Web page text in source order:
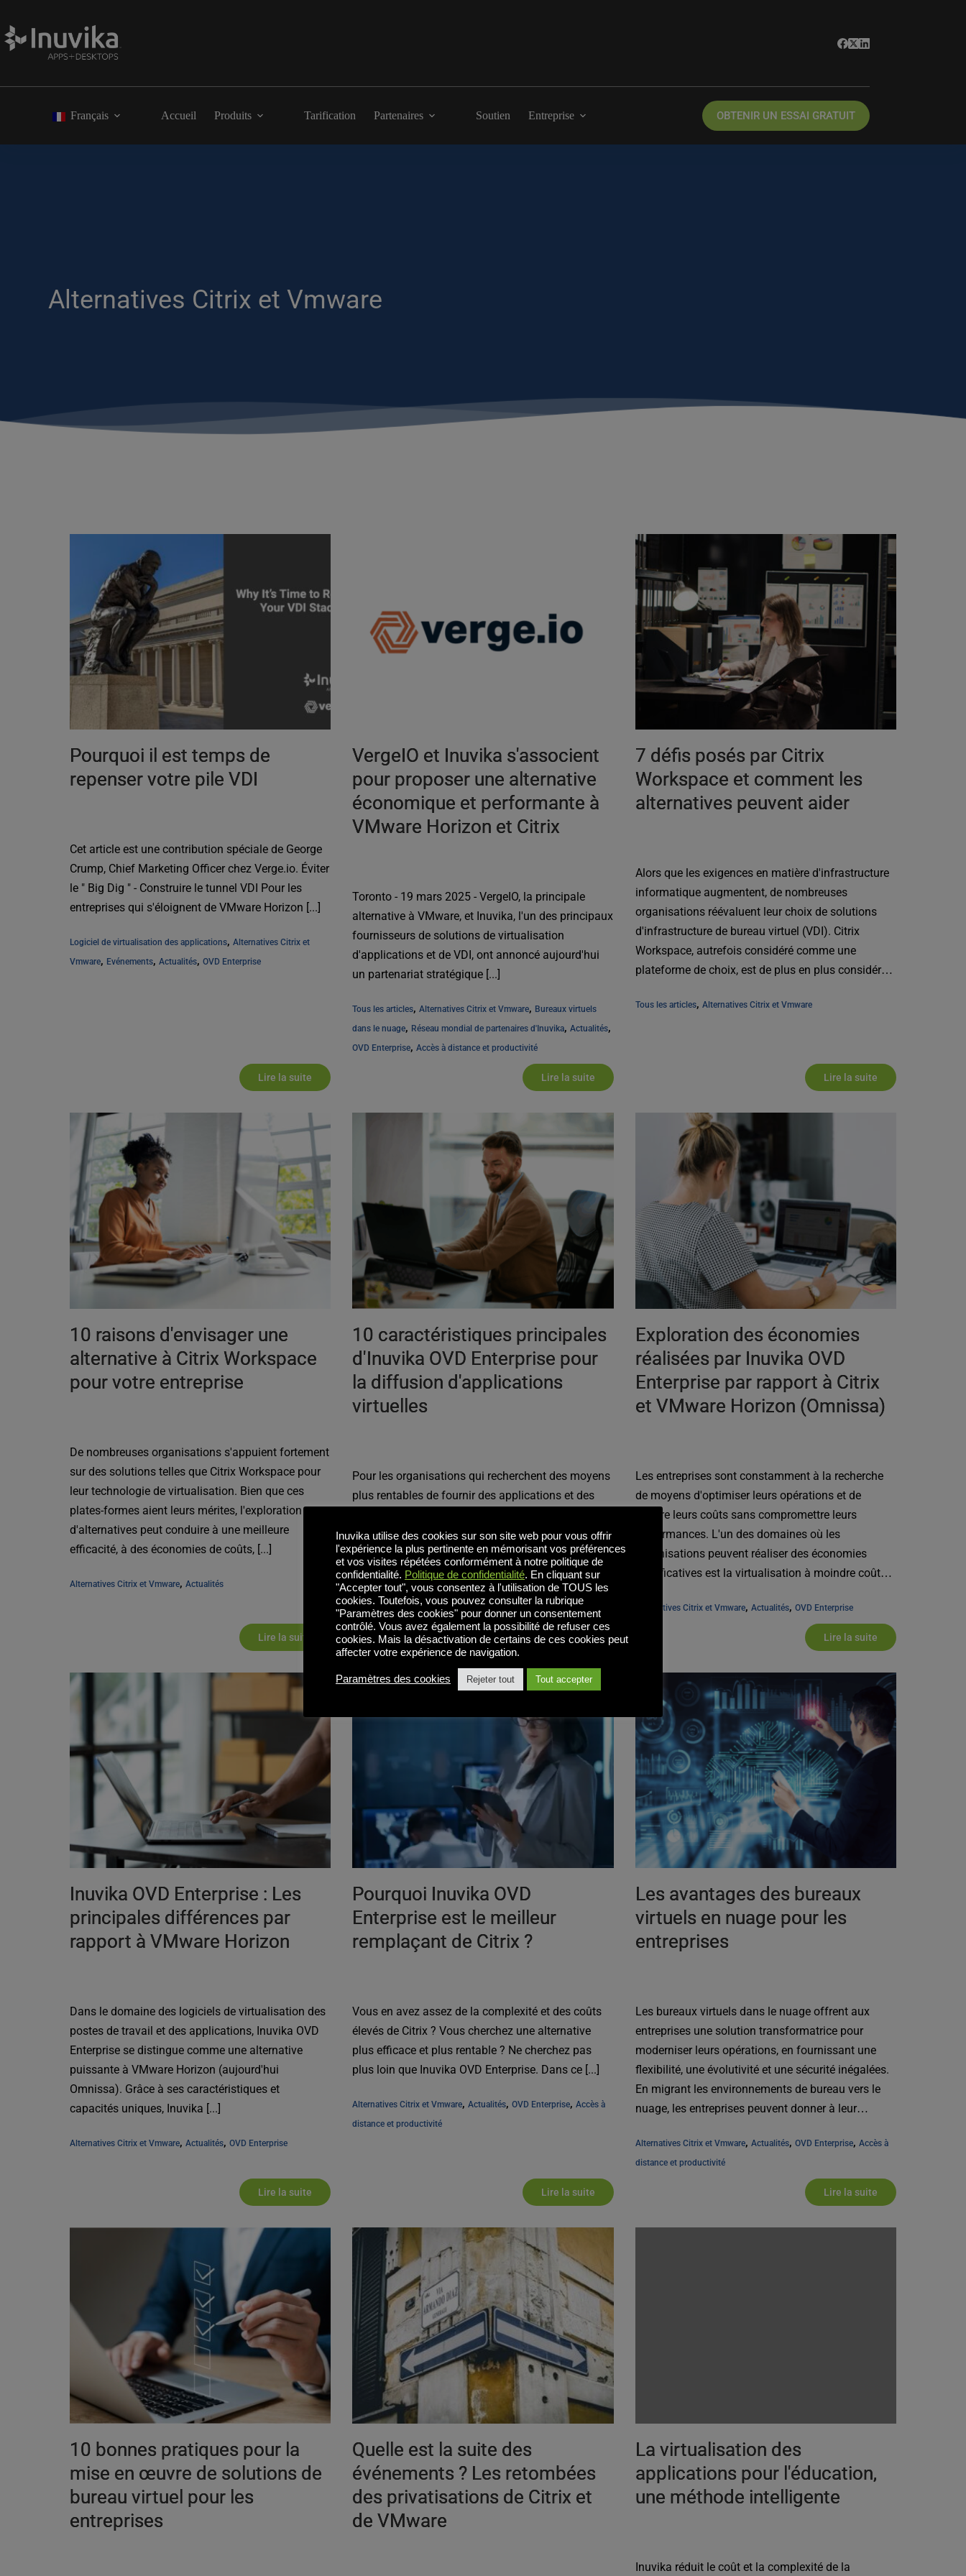
Français Accueil Produits Tarification Partenaires Soutien Entreprise OBTENIR UN ESSAI GRATUIT
Alternatives Citrix et Vmware
Pourquoi il est temps de
repenser votre pile VDI
Cet article est une contribution spéciale de George
Crump, Chief Marketing Officer chez Verge.io. Éviter
le " Big Dig " - Construire le tunnel VDI Pour les
entreprises qui s'éloignent de VMware Horizon [...]
Logiciel de virtualisation des applications, Alternatives Citrix et
Vmware, Evénements, Actualités, OVD Enterprise
Lire la suite
VergeIO et Inuvika s'associent
pour proposer une alternative
économique et performante à
VMware Horizon et Citrix
Toronto - 19 mars 2025 - VergeIO, la principale
alternative à VMware, et Inuvika, l'un des principaux
fournisseurs de solutions de virtualisation
d'applications et de VDI, ont annoncé aujourd'hui
un partenariat stratégique [...]
Tous les articles, Alternatives Citrix et Vmware, Bureaux virtuels
dans le nuage, Réseau mondial de partenaires d'Inuvika, Actualités
OVD Enterprise, Accès à distance et productivité
Lire la suite
7 défis posés par Citrix
Workspace et comment les
alternatives peuvent aider
Alors que les exigences en matière d'infrastructure
informatique augmentent, de nombreuses
organisations réévaluent leur choix de solutions
d'infrastructure de bureau virtuel (VDI). Citrix
Workspace, autrefois considéré comme une
plateforme de choix, est de plus en plus considéré
Tous les articles, Alternatives Citrix et Vmware
Lire la suite
10 raisons d'envisager une
alternative à Citrix Workspace
pour votre entreprise
De nombreuses organisations s'appuient fortement
sur des solutions telles que Citrix Workspace pour
leur technologie de virtualisation. Bien que ces
plates-formes aient leurs mérites, l'exploration
d'alternatives peut conduire à une meilleure
efficacité, à des économies de coûts, [...]
Alternatives Citrix et Vmware, Actualités
Lire la suite
10 caractéristiques principales
d'Inuvika OVD Enterprise pour
la diffusion d'applications
virtuelles
Pour les organisations qui recherchent des moyens
plus rentables de fournir des applications et des
distingue comme une alternative solide aux
solutions VDI traditionnelles telles que Citrix et
VMware Horizon (désormais [...]
Alternatives Citrix et Vmware, Actualités, OVD Enterprise
Lire la suite
Exploration des économies
réalisées par Inuvika OVD
Enterprise par rapport à Citrix
et VMware Horizon (Omnissa)
Les entreprises sont constamment à la recherche
de moyens d'optimiser leurs opérations et de
réduire leurs coûts sans compromettre leurs
performances. L'un des domaines où les
organisations peuvent réaliser des économies
significatives est la virtualisation à moindre coût
Alternatives Citrix et Vmware, Actualités, OVD Enterprise
Lire la suite
Inuvika OVD Enterprise : Les
principales différences par
rapport à VMware Horizon
Dans le domaine des logiciels de virtualisation des
postes de travail et des applications, Inuvika OVD
Enterprise se distingue comme une alternative
puissante à VMware Horizon (aujourd'hui
Omnissa). Grâce à ses caractéristiques et
capacités uniques, Inuvika [...]
Alternatives Citrix et Vmware, Actualités, OVD Enterprise
Lire la suite
Pourquoi Inuvika OVD
Enterprise est le meilleur
remplaçant de Citrix ?
Vous en avez assez de la complexité et des coûts
élevés de Citrix ? Vous cherchez une alternative
plus efficace et plus rentable ? Ne cherchez pas
plus loin que Inuvika OVD Enterprise. Dans ce [...]
Alternatives Citrix et Vmware, Actualités, OVD Enterprise, Accès à
distance et productivité
Lire la suite
Les avantages des bureaux
virtuels en nuage pour les
entreprises
Les bureaux virtuels dans le nuage offrent aux
entreprises une solution transformatrice pour
moderniser leurs opérations, en fournissant une
flexibilité, une évolutivité et une sécurité inégalées.
En migrant les environnements de bureau vers le
nuage, les entreprises peuvent donner à leur
Alternatives Citrix et Vmware, Actualités, OVD Enterprise, Accès à
distance et productivité
Lire la suite
10 bonnes pratiques pour la
mise en œuvre de solutions de
bureau virtuel pour les
entreprises
Quelle est la suite des
événements ? Les retombées
des privatisations de Citrix et
de VMware
La virtualisation des
applications pour l'éducation,
une méthode intelligente
Inuvika réduit le coût et la complexité de la
Inuvika utilise des cookies sur son site web pour vous offrir
l'expérience la plus pertinente en mémorisant vos préférences
et vos visites répétées conformément à notre politique de
confidentialité. Politique de confidentialité. En cliquant sur
"Accepter tout", vous consentez à l'utilisation de TOUS les
cookies. Toutefois, vous pouvez consulter la rubrique
"Paramètres des cookies" pour donner un consentement
contrôlé. Vous avez également la possibilité de refuser ces
cookies. Mais la désactivation de certains de ces cookies peut
affecter votre expérience de navigation.
Paramètres des cookies Rejeter tout Tout accepter